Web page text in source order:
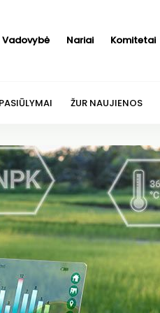
Vadovybė Nariai Komitetai
ŽUR NAUJIENOS